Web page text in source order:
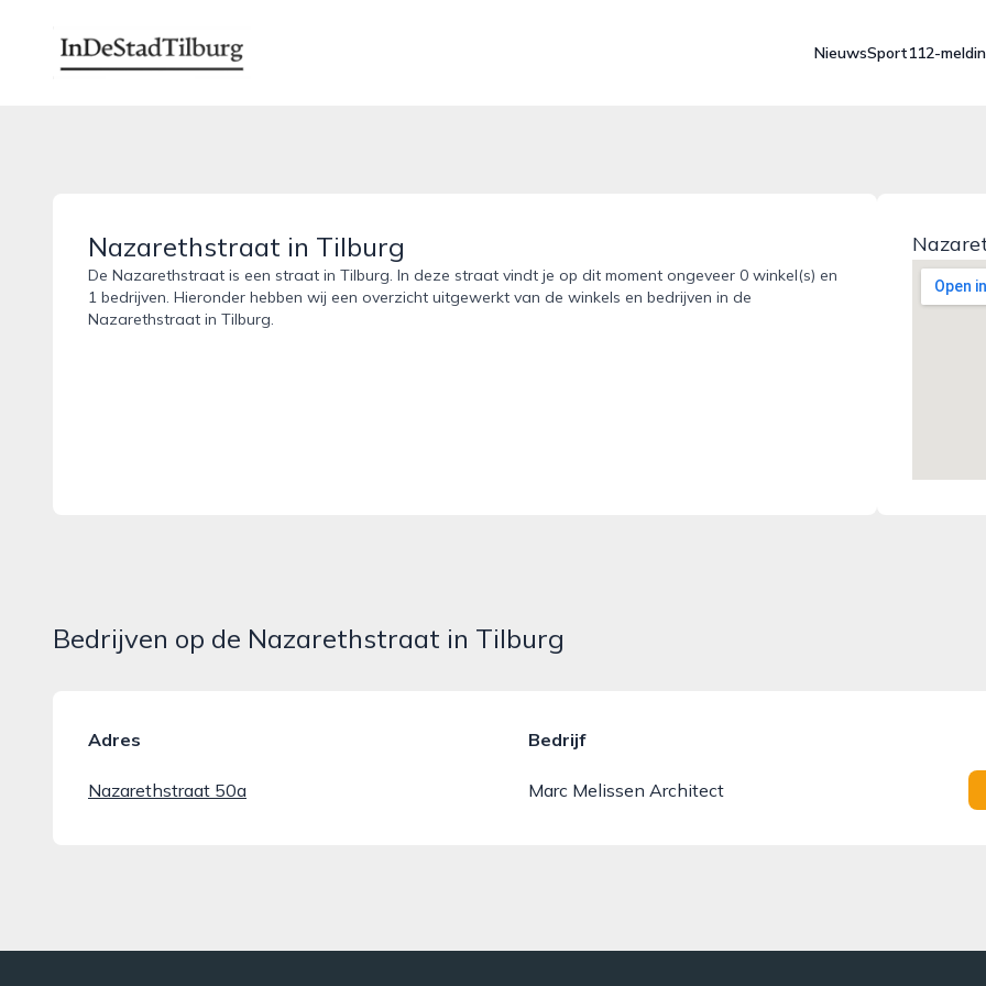
indestadtilburg.nl
NieuwsSport112-
Nazarethstraat in Tilburg
De Nazarethstraat is een straat in Tilburg. In deze straat vindt je op dit moment ongeveer 0 winkel(s) en
1 bedrijven. Hieronder hebben wij een overzicht uitgewerkt van de winkels en bedrijven in de
Nazarethstraat in Tilburg.
Bedrijven op de Nazarethstraat in Tilburg
Adres Bedrijf
Nazarethstraat 50a Marc Melissen Architect